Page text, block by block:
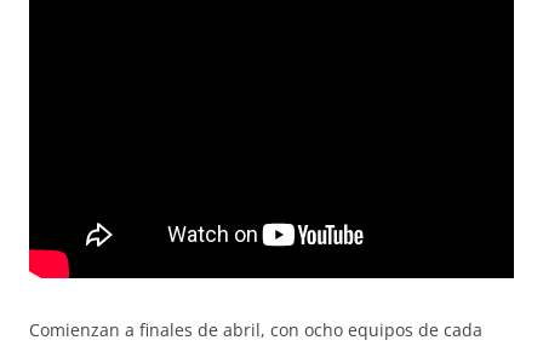
Comienzan a finales de abril, con ocho equipos de cada